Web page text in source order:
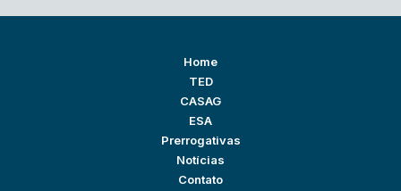
Home
TED
CASAG
ESA
Prerrogativas
Notícias
Contato